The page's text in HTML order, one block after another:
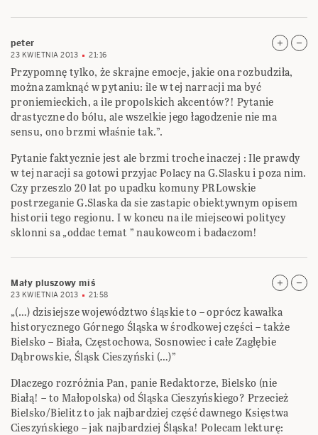
peter
23 KWIETNIA 2013 21:16
Przypomnę tylko, że skrajne emocje, jakie ona rozbudziła,
można zamknąć w pytaniu: ile w tej narracji ma być
proniemieckich, a ile propolskich akcentów?! Pytanie
drastyczne do bólu, ale wszelkie jego łagodzenie nie ma
sensu, ono brzmi właśnie tak.”.
Pytanie faktycznie jest ale brzmi troche inaczej : Ile prawdy
w tej naracji sa gotowi przyjac Polacy na G.Slasku i poza nim.
Czy przeszlo 20 lat po upadku komuny PRLowskie
postrzeganie G.Slaska da sie zastapic obiektywnym opisem
historii tego regionu. I w koncu na ile miejscowi politycy
sklonni sa „oddac temat ” naukowcom i badaczom!
Mały pluszowy miś
23 KWIETNIA 2013 21:58
„(…) dzisiejsze województwo śląskie to – oprócz kawałka
historycznego Górnego Śląska w środkowej części – także
Bielsko – Biała, Częstochowa, Sosnowiec i całe Zagłębie
Dąbrowskie, Śląsk Cieszyński (…)”
Dlaczego rozróżnia Pan, panie Redaktorze, Bielsko (nie
Białą! – to Małopolska) od Śląska Cieszyńskiego? Przecież
Bielsko/Bielitz to jak najbardziej część dawnego Księstwa
Cieszyńskiego – jak najbardziej Śląska! Polecam lekturę: